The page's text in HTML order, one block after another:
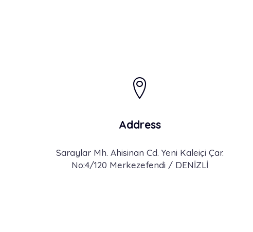
Address
Saraylar Mh. Ahisinan Cd. Yeni Kaleiçi Çar.
No:4/120 Merkezefendi / DENİZLİ